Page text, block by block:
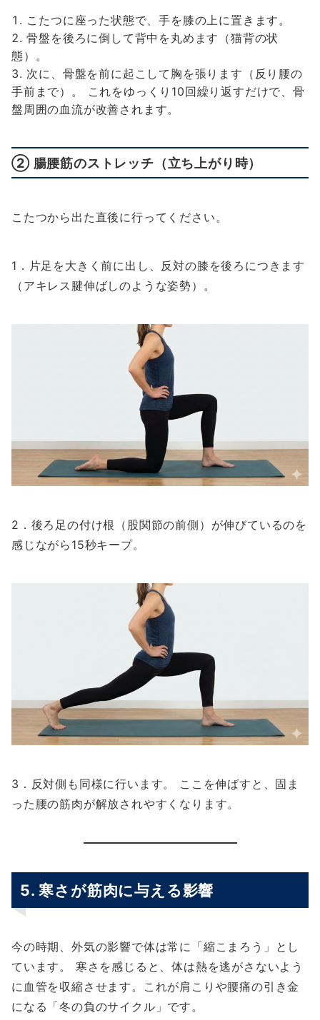
こたつに座った状態で、手を膝の上に置きます。
骨盤を後ろに倒して背中を丸めます（猫背の状
態）。
次に、骨盤を前に起こして胸を張ります（反り腰の
手前まで）。 これをゆっくり10回繰り返すだけで、骨
盤周囲の血流が改善されます。
② 腸腰筋のストレッチ（立ち上がり時）
こたつから出た直後に行ってください。
1．片足を大きく前に出し、反対の膝を後ろにつきます
（アキレス腱伸ばしのような姿勢）。
2．後ろ足の付け根（股関節の前側）が伸びているのを
感じながら15秒キープ。
3．反対側も同様に行います。 ここを伸ばすと、固ま
った腰の筋肉が解放されやすくなります。
5. 寒さが筋肉に与える影響
今の時期、外気の影響で体は常に「縮こまろう」とし
ています。 寒さを感じると、体は熱を逃がさないよう
に血管を収縮させます。これが肩こりや腰痛の引き金
になる「冬の負のサイクル」です。